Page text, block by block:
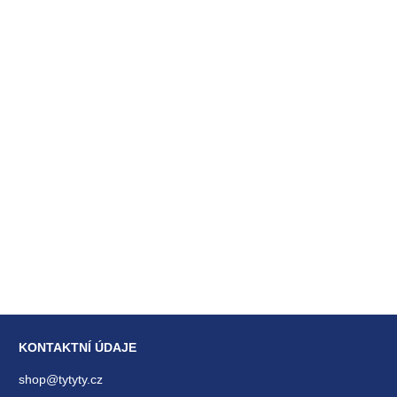
KONTAKTNÍ ÚDAJE
shop@tytyty.cz